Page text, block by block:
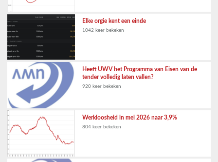
Elke orgie kent een einde
1042 keer bekeken
Heeft UWV het Programma van Eisen van de
tender volledig laten vallen?
920 keer bekeken
Werkloosheid in mei 2026 naar 3,9%
804 keer bekeken